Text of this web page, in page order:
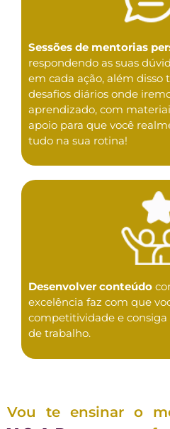
Sessões de mentorias
respondendo as suas
em cada ação, além disso
desafios diários onde
aprendizado, com
apoio para que você
tudo na sua rotina!
Desenvolver conteúdo
excelência faz com que
competitividade e consiga
de trabalho.
Vou te ensinar o